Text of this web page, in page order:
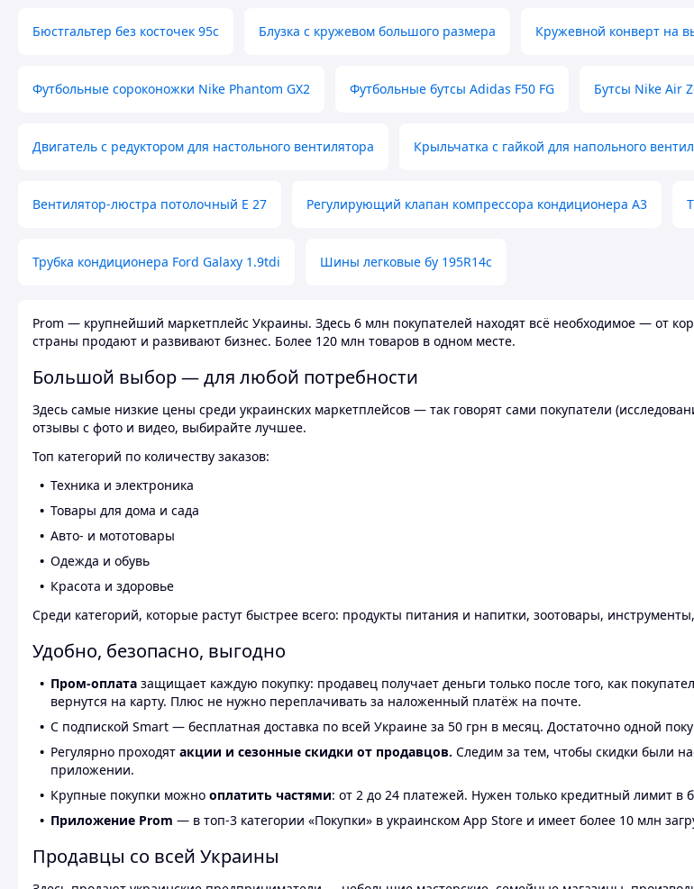
Бюстгальтер без косточек 95с Блузка с кружевом большого размера Кружевной конверт на
Футбольные сороконожки Nike Phantom GX2 Футбольные бутсы Adidas F50 FG Бутсы Nike Air
Двигатель с редуктором для настольного вентилятора Крыльчатка с гайкой для напольного
Вентилятор-люстра потолочный E 27 Регулирующий клапан компрессора кондиционера А3
Трубка кондиционера Ford Galaxy 1.9tdi Шины легковые бу 195R14c
Prom — крупнейший маркетплейс Украины. Здесь 6 млн покупателей находят всё необходимое — от
страны продают и развивают бизнес. Более 120 млн товаров в одном месте.
Большой выбор — для любой потребности
Здесь самые низкие цены среди украинских маркетплейсов — так говорят сами покупатели
отзывы с фото и видео, выбирайте лучшее.
Топ категорий по количеству заказов:
Техника и электроника
Товары для дома и сада
Авто- и мототовары
Одежда и обувь
Красота и здоровье
Среди категорий, которые растут быстрее всего: продукты питания и напитки, зоотовары,
Удобно, безопасно, выгодно
Пром-оплата защищает каждую покупку: продавец получает деньги только после того, как
вернутся на карту. Плюс не нужно переплачивать за наложенный платёж на почте.
С подпиской Smart — бесплатная доставка по всей Украине за 50 грн в месяц. Достаточно одной
Регулярно проходят акции и сезонные скидки от продавцов. Следим за тем, чтобы скидки были
приложении.
Крупные покупки можно оплатить частями: от 2 до 24 платежей. Нужен только кредитный лимит в
Приложение Prom — в топ-3 категории «Покупки» в украинском App Store и имеет более 10 млн
Продавцы со всей Украины